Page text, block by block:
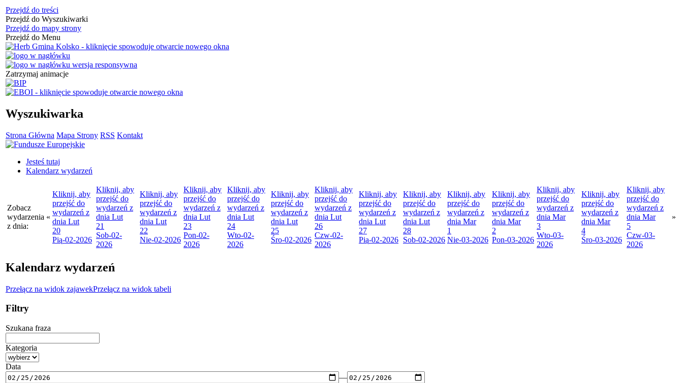
Przejdź do treści
Przejdź do Wyszukiwarki
Przejdź do mapy strony
Przejdź do Menu
Zatrzymaj animacje
Wyszukiwarka
Strona Główna Mapa Strony RSS Kontakt
Jesteś tutaj
Kalendarz wydarzeń
Zobacz
wydarzenia
z dnia:
«
Kliknij, aby
przejść do
wydarzeń z
dnia Lut
20
Pią-02-2026
Kliknij, aby
przejść do
wydarzeń z
dnia Lut
21
Sob-02-
2026
Kliknij, aby
przejść do
wydarzeń z
dnia Lut
22
Nie-02-2026
Kliknij, aby
przejść do
wydarzeń z
dnia Lut
23
Pon-02-
2026
Kliknij, aby
przejść do
wydarzeń z
dnia Lut
24
Wto-02-
2026
Kliknij, aby
przejść do
wydarzeń z
dnia Lut
25
Śro-02-2026
Kliknij, aby
przejść do
wydarzeń z
dnia Lut
26
Czw-02-
2026
Kliknij, aby
przejść do
wydarzeń z
dnia Lut
27
Pią-02-2026
Kliknij, aby
przejść do
wydarzeń z
dnia Lut
28
Sob-02-2026
Kliknij, aby
przejść do
wydarzeń z
dnia Mar
1
Nie-03-2026
Kliknij, aby
przejść do
wydarzeń z
dnia Mar
2
Pon-03-2026
Kliknij, aby
przejść do
wydarzeń z
dnia Mar
3
Wto-03-
2026
Kliknij, aby
przejść do
wydarzeń z
dnia Mar
4
Śro-03-2026
Kliknij, aby
przejść do
wydarzeń z
dnia Mar
5
Czw-03-
2026
»
Kalendarz wydarzeń
Przełącz na widok zajawekPrzełącz na widok tabeli
Filtry
Szukana fraza
Kategoria
Data
—